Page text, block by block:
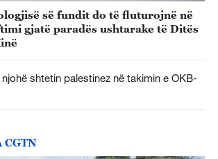
së fundit do të fluturojnë në
gjatë paradës ushtarake të Ditës
shtetin palestinez në takimin e OKB-
CGTN